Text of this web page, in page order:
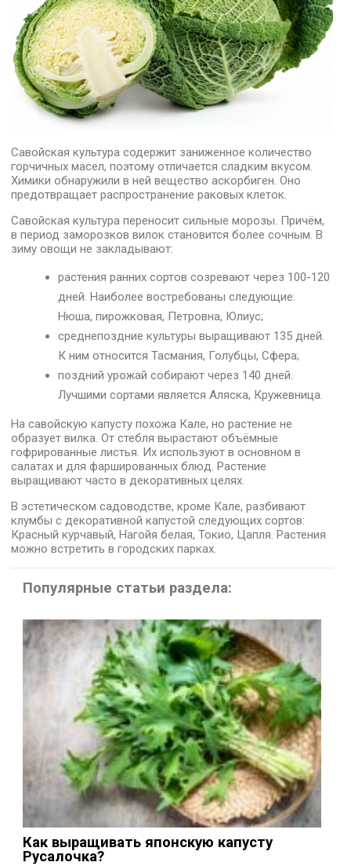
Савойская культура содержит заниженное количество
горчичных масел, поэтому отличается сладким вкусом.
Химики обнаружили в ней вещество аскорбиген. Оно
предотвращает распространение раковых клеток.
Савойская культура переносит сильные морозы. Причём,
в период заморозков вилок становится более сочным. В
зиму овощи не закладывают:
растения ранних сортов созревают через 100-120
дней. Наиболее востребованы следующие:
Нюша, пирожковая, Петровна, Юлиус;
среднепоздние культуры выращивают 135 дней.
К ним относится Тасмания, Голубцы, Сфера;
поздний урожай собирают через 140 дней.
Лучшими сортами является Аляска, Кружевница.
На савойскую капусту похожа Кале, но растение не
образует вилка. От стебля вырастают объёмные
гофрированные листья. Их используют в основном в
салатах и для фаршированных блюд. Растение
выращивают часто в декоративных целях.
В эстетическом садоводстве, кроме Кале, разбивают
клумбы с декоративной капустой следующих сортов:
Красный курчавый, Нагойя белая, Токио, Цапля. Растения
можно встретить в городских парках.
Популярные статьи раздела:
Как выращивать японскую капусту
Русалочка?